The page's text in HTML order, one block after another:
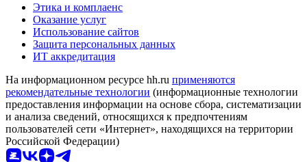
Этика и комплаенс
Оказание услуг
Использование сайтов
Защита персональных данных
ИТ аккредитация
На информационном ресурсе hh.ru применяются
рекомендательные технологии (информационные технологии
предоставления информации на основе сбора, систематизации
и анализа сведений, относящихся к предпочтениям
пользователей сети «Интернет», находящихся на территории
Российской Федерации)